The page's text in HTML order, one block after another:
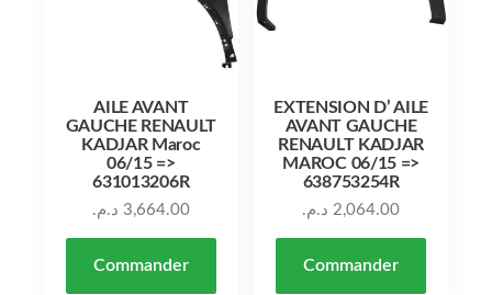
AILE AVANT
GAUCHE RENAULT
KADJAR Maroc
06/15 =>
631013206R
3,664.00 د.م.
Commander
EXTENSION D’ AILE
AVANT GAUCHE
RENAULT KADJAR
MAROC 06/15 =>
638753254R
2,064.00 د.م.
Commander